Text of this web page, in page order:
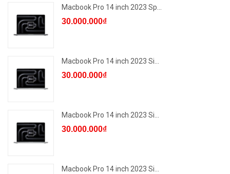
Macbook Pro 14 inch 2023 Sp...
30.000.000₫
Macbook Pro 14 inch 2023 Si...
30.000.000₫
Macbook Pro 14 inch 2023 Si...
30.000.000₫
Macbook Pro 14 inch 2023 Si...